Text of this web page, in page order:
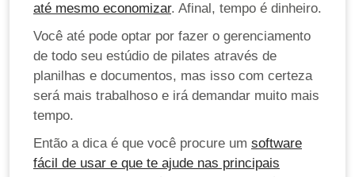
até mesmo economizar. Afinal, tempo é dinheiro.
Você até pode optar por fazer o gerenciamento
de todo seu estúdio de pilates através de
planilhas e documentos, mas isso com certeza
será mais trabalhoso e irá demandar muito mais
tempo.
Então a dica é que você procure um software
fácil de usar e que te ajude nas principais